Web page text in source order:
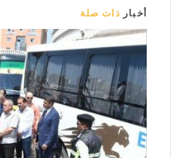
أخبار ذات صلة